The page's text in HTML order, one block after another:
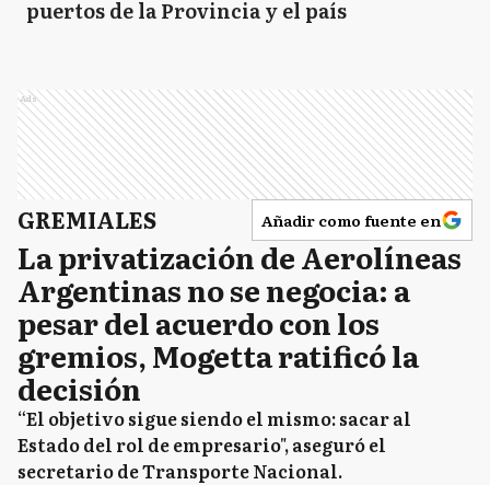
puertos de la Provincia y el país
Ads
GREMIALES Añadir como fuente en
La privatización de Aerolíneas
Argentinas no se negocia: a
pesar del acuerdo con los
gremios, Mogetta ratificó la
decisión
“El objetivo sigue siendo el mismo: sacar al
Estado del rol de empresario", aseguró el
secretario de Transporte Nacional.